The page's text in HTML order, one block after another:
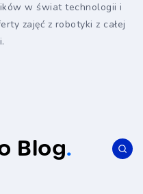
w świat technologii i
zajęć z robotyki z całej
Blog.